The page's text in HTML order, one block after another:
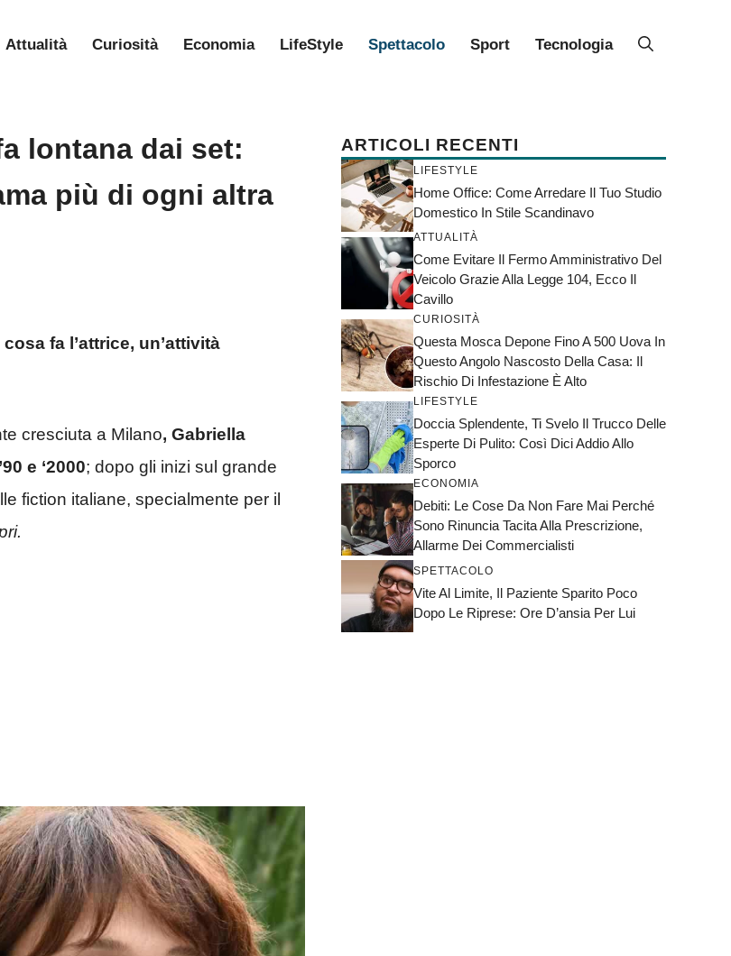
Attualità Curiosità Economia LifeStyle Spettacolo Sport Tecnologia
lontana dai set:
più di ogni altra
fa l’attrice, un’attività
cresciuta a Milano, Gabriella
e ‘2000; dopo gli inizi sul grande
fiction italiane, specialmente per il
ARTICOLI RECENTI
LIFESTYLE
Home Office: Come Arredare Il Tuo Studio
Domestico In Stile Scandinavo
ATTUALITÀ
Come Evitare Il Fermo Amministrativo Del
Veicolo Grazie Alla Legge 104, Ecco Il
Cavillo
CURIOSITÀ
Questa Mosca Depone Fino A 500 Uova In
Questo Angolo Nascosto Della Casa: Il
Rischio Di Infestazione È Alto
LIFESTYLE
Doccia Splendente, Ti Svelo Il Trucco Delle
Esperte Di Pulito: Così Dici Addio Allo
Sporco
ECONOMIA
Debiti: Le Cose Da Non Fare Mai Perché
Sono Rinuncia Tacita Alla Prescrizione,
Allarme Dei Commercialisti
SPETTACOLO
Vite Al Limite, Il Paziente Sparito Poco
Dopo Le Riprese: Ore D’ansia Per Lui